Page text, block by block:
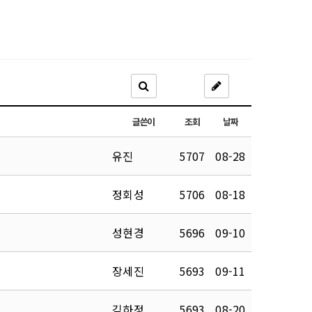
글쓴이 조회 날짜
유진 5707 08-28
정회성 5706 08-18
성현경 5696 09-10
장세진 5693 09-11